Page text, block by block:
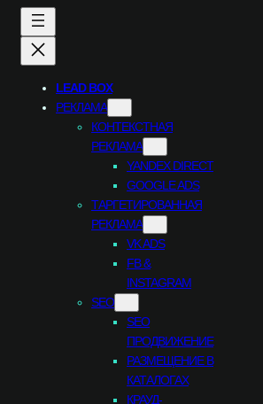
Перейти
содержимому
LEAD BOX
РЕКЛАМА
КОНТЕКСТНАЯ
РЕКЛАМА
YANDEX DIRECT
GOOGLE ADS
ТАРГЕТИРОВАННАЯ
РЕКЛАМА
VK ADS
FB &
INSTAGRAM
SEO
SEO
ПРОДВИЖЕНИЕ
РАЗМЕЩЕНИЕ В
КАТАЛОГАХ
КРАУД-